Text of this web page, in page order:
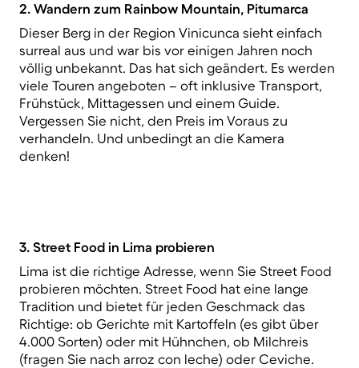
2. Wandern zum Rainbow Mountain, Pitumarca
Dieser Berg in der Region Vinicunca sieht einfach
surreal aus und war bis vor einigen Jahren noch
völlig unbekannt. Das hat sich geändert. Es werden
viele Touren angeboten – oft inklusive Transport,
Frühstück, Mittagessen und einem Guide.
Vergessen Sie nicht, den Preis im Voraus zu
verhandeln. Und unbedingt an die Kamera
denken!
3. Street Food in Lima probieren
Lima ist die richtige Adresse, wenn Sie Street Food
probieren möchten. Street Food hat eine lange
Tradition und bietet für jeden Geschmack das
Richtige: ob Gerichte mit Kartoffeln (es gibt über
4.000 Sorten) oder mit Hühnchen, ob Milchreis
(fragen Sie nach arroz con leche) oder Ceviche.